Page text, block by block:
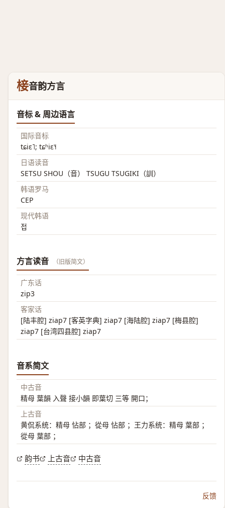
椄音韵方言
音标 & 周边语言
国际音标
tɕiɛ˥; tɕʰiɛ˥˧
日语读音
SETSU SHOU（音） TSUGU TSUGIKI（訓）
韩语罗马
CEP
现代韩语
접
方言读音 （旧版简文）
广东话
zip3
客家话
[陆丰腔] ziap7 [客英字典] ziap7 [海陆腔] ziap7 [梅县腔]
ziap7 [台湾四县腔] ziap7
音系简文
中古音
精母 葉韻 入聲 接小韻 即葉切 三等 開口；
上古音
黄侃系统：精母 怗部 ；從母 怗部 ；王力系统：精母 葉部 ；
從母 葉部 ；
韵书 上古音 中古音
反馈